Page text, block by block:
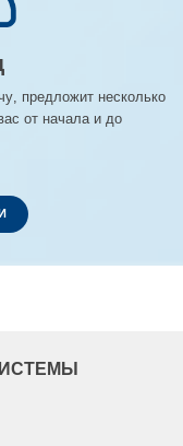
предложит несколько
от начала и до